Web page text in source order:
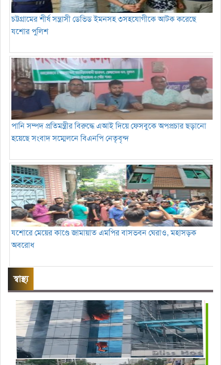
চট্টগ্রামের শীর্ষ সন্ত্রাসী ডেভিড ইমনসহ ৩সহযোগীকে আটক করেছে
যশোর পুলিশ
পানি সম্পদ প্রতিমন্ত্রীর বিরুদ্ধে এআই দিয়ে ফেসবুকে অপপ্রচার ছড়ানো
হয়েছে সংবাদ সম্মেলনে বিএনপি নেতৃবৃন্দ
যশোরে মেয়ের কাণ্ডে জামায়াত এমপির বাসভবন ঘেরাও, মহাসড়ক
অবরোধ
স্বাস্থ্য